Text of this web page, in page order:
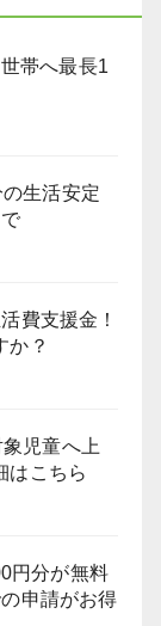
帯へ最長1
の生活安定
費支援金！
か？
児童へ上
はこちら
円分が無料
申請がお得